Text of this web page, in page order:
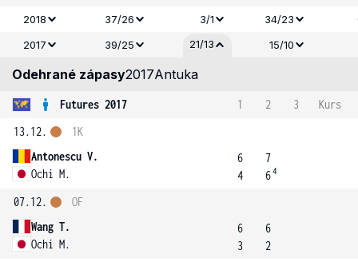
2018
37/26 3/1 34/23
2017
39/25 21/13 15/10
Odehrané zápasy2017Antuka
Futures 2017 1 2 3
Kurs
13.12.
Antonescu V.
Ochi M.
1K
6
4
7
64
07.12.
Wang T.
Ochi M.
OF
6
3
6
2